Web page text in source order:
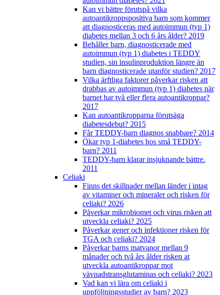
Kan vi bättre förutspå vilka
autoantikroppspositiva barn som kommer
att diagnosticeras med autoimmun (typ 1)
diabetes mellan 3 och 6 års ålder? 2019
Behåller barn, diagnosticerade med
autoimmun (typ 1) diabetes i TEDDY
studien, sin insulinproduktion längre än
barn diagnosticerade utanför studien? 2017
Vilka ärftliga faktorer påverkar risken att
drabbas av autoimmun (typ 1) diabetes när
barnet har två eller flera autoantikroppar?
2017
Kan autoantikropparna förutsäga
diabetesdebut? 2015
Får TEDDY-barn diagnos snabbare? 2014
Ökar typ 1-diabetes hos små TEDDY-
barn? 2011
TEDDY-barn klarar insjuknande bättre.
2011
Celiaki
Finns det skillnader mellan länder i intag
av vitaminer och mineraler och risken för
celiaki? 2026
Påverkar mikrobiomet och virus risken att
utveckla celiaki? 2025
Påverkar gener och infektioner risken för
TGA och celiaki? 2024
Påverkar barns matvanor mellan 9
månader och två års ålder risken at
utveckla autoantikroppar mot
vävnadstransglutaminas och celiaki? 2023
Vad kan vi lära om celiaki i
uppföljningsstudier av barn? 2023